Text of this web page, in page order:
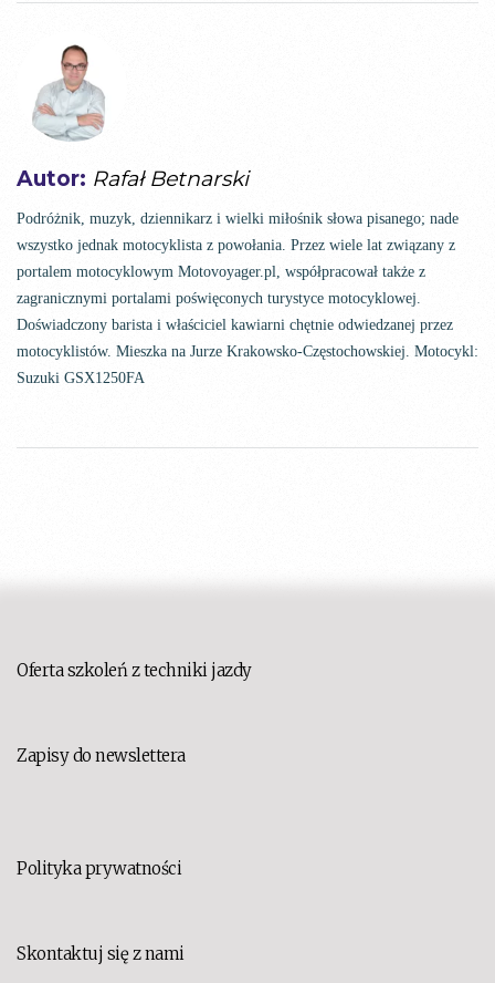
Autor: Rafał Betnarski
Podróżnik, muzyk, dziennikarz i wielki miłośnik słowa pisanego; nade
wszystko jednak motocyklista z powołania. Przez wiele lat związany z
portalem motocyklowym Motovoyager.pl, współpracował także z
zagranicznymi portalami poświęconych turystyce motocyklowej.
Doświadczony barista i właściciel kawiarni chętnie odwiedzanej przez
motocyklistów. Mieszka na Jurze Krakowsko-Częstochowskiej. Motocykl:
Suzuki GSX1250FA
Oferta szkoleń z techniki jazdy
Zapisy do newslettera
Polityka prywatności
Skontaktuj się z nami